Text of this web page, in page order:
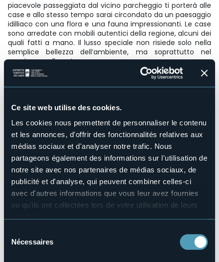
Ce site web utilise des cookies.
Les cookies nous permettent de personnaliser le contenu
et les annonces, d'offrir des fonctionnalités relatives aux
médias sociaux et d'analyser notre trafic. Nous
partageons également des informations sur l'utilisation de
notre site avec nos partenaires de médias sociaux, de
publicité et d'analyse, qui peuvent combiner celles-ci
avec d'autres informations que vous leur avez fournies
ou qu'ils ont collectées lors de votre utilisation de leurs
manière de les gérer et de les supprimer,
cliquez ici
Nécessaires
piacevole passeggiata dal vicino parcheggio ti porterà alle
case e allo stesso tempo sarai circondato da un paesaggio
idilliaco con una flora e una fauna impressionanti. Le case
sono arredate con mobili autentici della regione, alcuni dei
quali fatti a mano. Il lusso speciale non risiede solo nella
semplice bellezza dell’ambiente, ma soprattutto nel
soggiorno nella natura.
Structure pour handicapés
No
Salles de conférences
No
Piscine
No
Animaux acceptés
Sì
Nombre d'appartements
3
Nombres de lits
12
ranspoccia@gmail.com